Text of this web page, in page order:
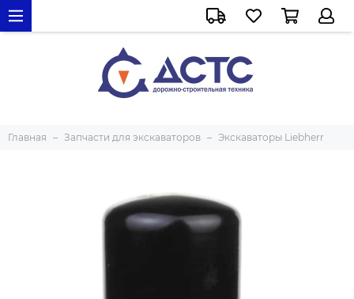
Главная Запчасти для экскаваторов Экскаваторы Liebherr